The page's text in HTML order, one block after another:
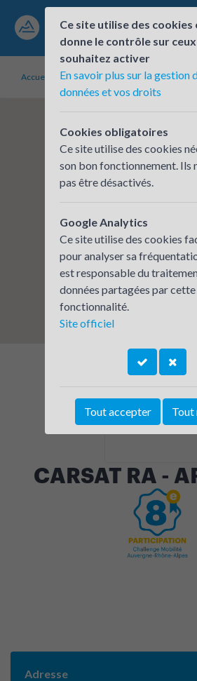
Accueil Établissements inscrits CARSAT
CARSAT RA -
Adresse
Ce site utilise des cookies
donne le contrôle sur
souhaitez activer
En savoir plus sur la gestion
données et vos droits
Cookies obligatoires
Ce site utilise des cookies
son bon fonctionnement. Ils
pas être désactivés.
Google Analytics
Ce site utilise des cookies
pour analyser sa
est responsable du
données partagées par cette
fonctionnalité.
Site officiel
Tout accepter Tout